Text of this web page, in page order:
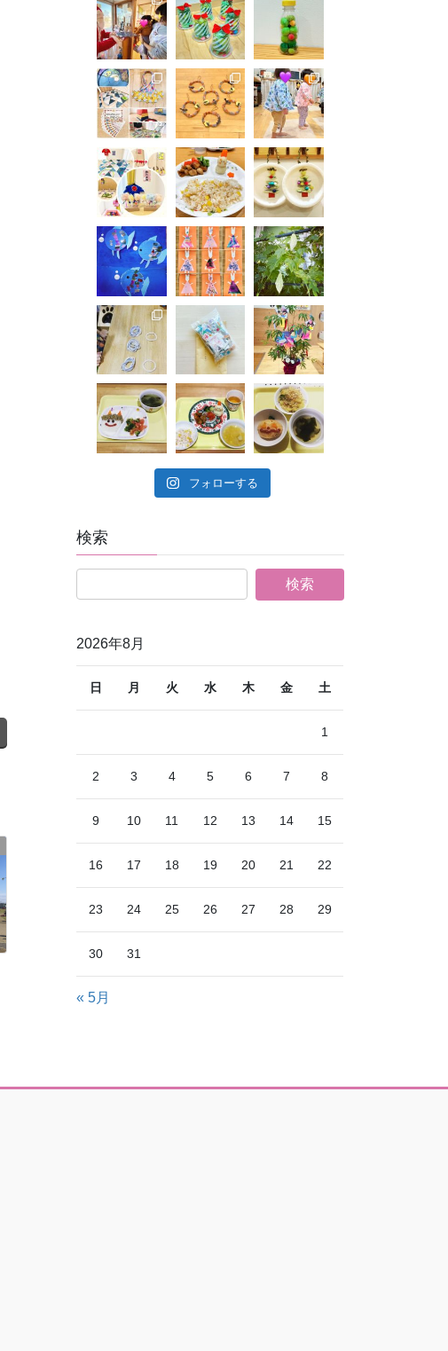
フォローする
検索
2026年8月
日 月 火 水 木 金 土
1
2 3 4 5 6 7 8
9 10 11 12 13 14 15
16 17 18 19 20 21 22
23 24 25 26 27 28 29
30 31
« 5月